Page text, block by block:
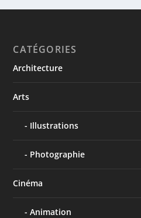
CATÉGORIES
Architecture
Arts
Illustrations
Photographie
Cinéma
Animation